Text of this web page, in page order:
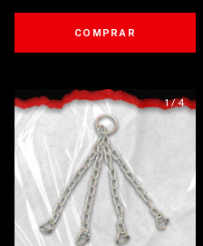
COMPRAR
1/4